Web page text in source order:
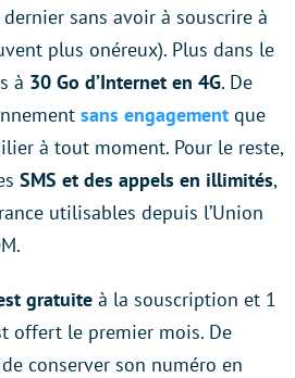
sans avoir à souscrire à
plus onéreux). Plus dans le
à 30 Go d’Internet en 4G. De
sans engagement que
à tout moment. Pour le reste,
SMS et des appels en illimités,
utilisables depuis l’Union
gratuite à la souscription et 1
offert le premier mois. De
conserver son numéro en